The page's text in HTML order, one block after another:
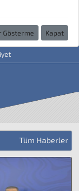
Tüm Haberler
Gösterme Kapat